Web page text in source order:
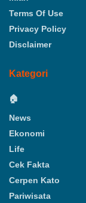
Terms Of Use
Privacy Policy
Disclaimer
Kategori
🏠
News
Ekonomi
Life
Cek Fakta
Cerpen Kato
Pariwisata